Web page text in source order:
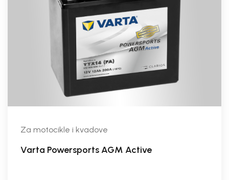
Za motocikle i kvadove
Varta Powersports AGM Active